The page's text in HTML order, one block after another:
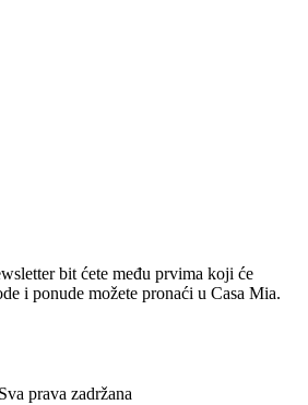
bit ćete među prvima koji će
i ponude možete pronaći u Casa Mia.
prava zadržana